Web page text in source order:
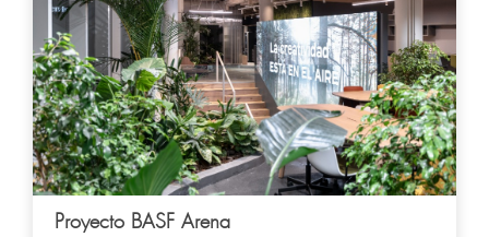
Proyecto BASF Arena